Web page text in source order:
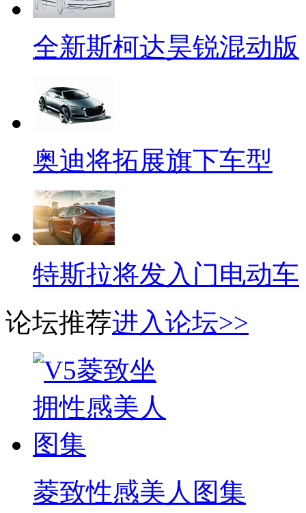
全新斯柯达昊锐混动版
奥迪将拓展旗下车型
特斯拉将发入门电动车
论坛推荐进入论坛>>
菱致性感美人图集